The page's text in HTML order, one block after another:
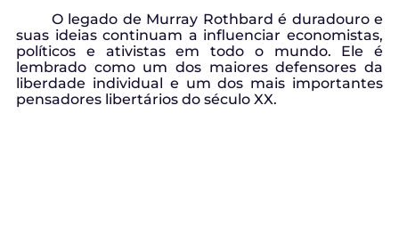
O legado de Murray Rothbard é duradouro e
suas ideias continuam a influenciar economistas,
políticos e ativistas em todo o mundo. Ele é
lembrado como um dos maiores defensores da
liberdade individual e um dos mais importantes
pensadores libertários do século XX.